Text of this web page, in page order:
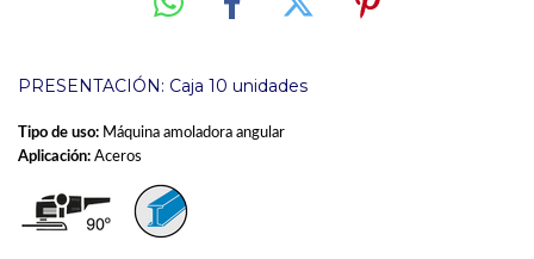
PRESENTACIÓN: Caja 10 unidades
Tipo de uso: Máquina amoladora angular
Aplicación: Aceros